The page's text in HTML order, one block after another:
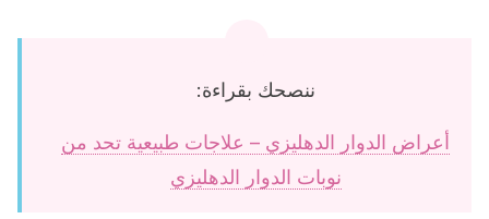
ننصحك بقراءة:
أعراض الدوار الدهليزي – علاجات طبيعية تحد من
نوبات الدوار الدهليزي